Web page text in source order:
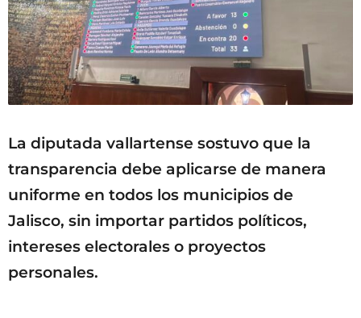
La diputada vallartense sostuvo que la
transparencia debe aplicarse de manera
uniforme en todos los municipios de
Jalisco, sin importar partidos políticos,
intereses electorales o proyectos
personales.